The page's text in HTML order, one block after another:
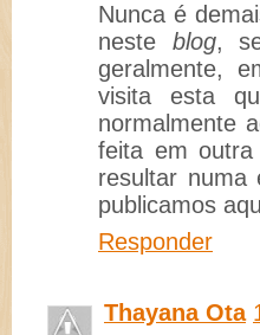
Nunca é
neste blog,
geralmente,
visita esta
normalmente
feita em outra
resultar numa
publicamos
Responder
Thayana Ota